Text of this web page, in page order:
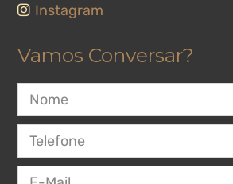
Instagram
Vamos Conversar?